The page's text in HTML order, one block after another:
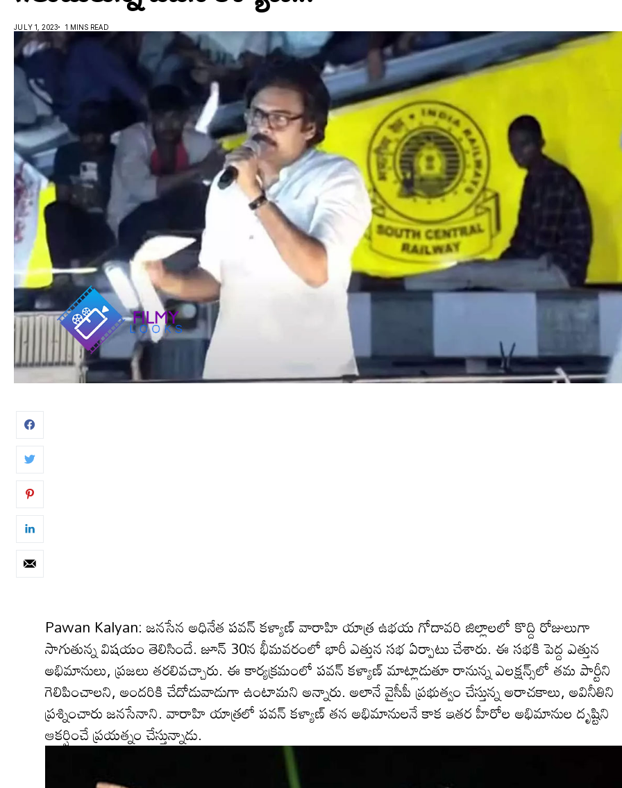
JULY 1, 2023 1 MINS READ
Pawan Kalyan: జ‌న‌సేన అధినేత ప‌వ‌న్ క‌ళ్యాణ్ వారాహి యాత్ర ఉభ‌య గోదావ‌రి జిల్లాలలో కొద్ది రోజులుగా
సాగుతున్న విష‌యం తెలిసిందే. జూన్ 30న భీమ‌వ‌రంలో భారీ ఎత్తున స‌భ ఏర్పాటు చేశారు. ఈ స‌భ‌కి పెద్ద ఎత్తున
అభిమానులు, ప్ర‌జ‌లు త‌ర‌లివ‌చ్చారు. ఈ కార్యక్ర‌మంలో ప‌వ‌న్ క‌ళ్యాణ్ మాట్లాడుతూ రానున్న ఎల‌క్ష‌న్స్‌లో త‌మ పార్టీని
గెలిపించాల‌ని, అంద‌రికి చేదోడువాడుగా ఉంటామ‌ని అన్నారు. అలానే వైసీపీ ప్ర‌భుత్వం చేస్తున్న అరాచ‌కాలు, అవినీతిని
ప్ర‌శ్నించారు జ‌న‌సేనాని. వారాహి యాత్ర‌లో ప‌వ‌న్ క‌ళ్యాణ్ త‌న అభిమానుల‌నే కాక ఇత‌ర హీరోల అభిమానుల దృష్టిని
ఆక‌ర్షించే ప్ర‌య‌త్నం చేస్తున్నాడు.